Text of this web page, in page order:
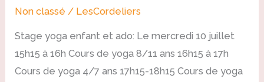
Non classé / LesCordeliers
Stage yoga enfant et ado: Le mercredi 10 juillet
15h15 à 16h Cours de yoga 8/11 ans 16h15 à 17h
Cours de yoga 4/7 ans 17h15-18h15 Cours de yoga